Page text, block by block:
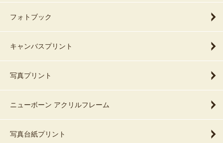
フォトブック
キャンバスプリント
写真プリント
ニューボーン アクリルフレーム
写真台紙プリント